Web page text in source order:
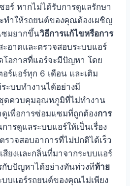
อร์ หากไม่ได้รับการดูแลรักษา
ทำให้รถยนต์ของคุณต้องเผชิญ
มยากขึ้นวิธีการแก้ไขหรือการ
ะอาดและตรวจสอบระบบแอร์
โอกาสที่แอร์จะมีปัญหา โดย
ร์แอร์ทุก 6 เดือน และเติม
ะบบทำงานได้อย่างมี
ดควบคุมอุณหภูมิที่ไม่ทำงาน
เพื่อการซ่อมแซมที่ถูกต้องการ
ารดูแลระบบแอร์ให้เป็นเรื่อง
วจสอบอาการที่ไม่ปกติได้เร็ว
สียงและกลิ่นที่มาจากระบบแอร์
กับปัญหาได้อย่างทันท่วงทีท้าย
บบแอร์รถยนต์ของคุณไม่เพียง